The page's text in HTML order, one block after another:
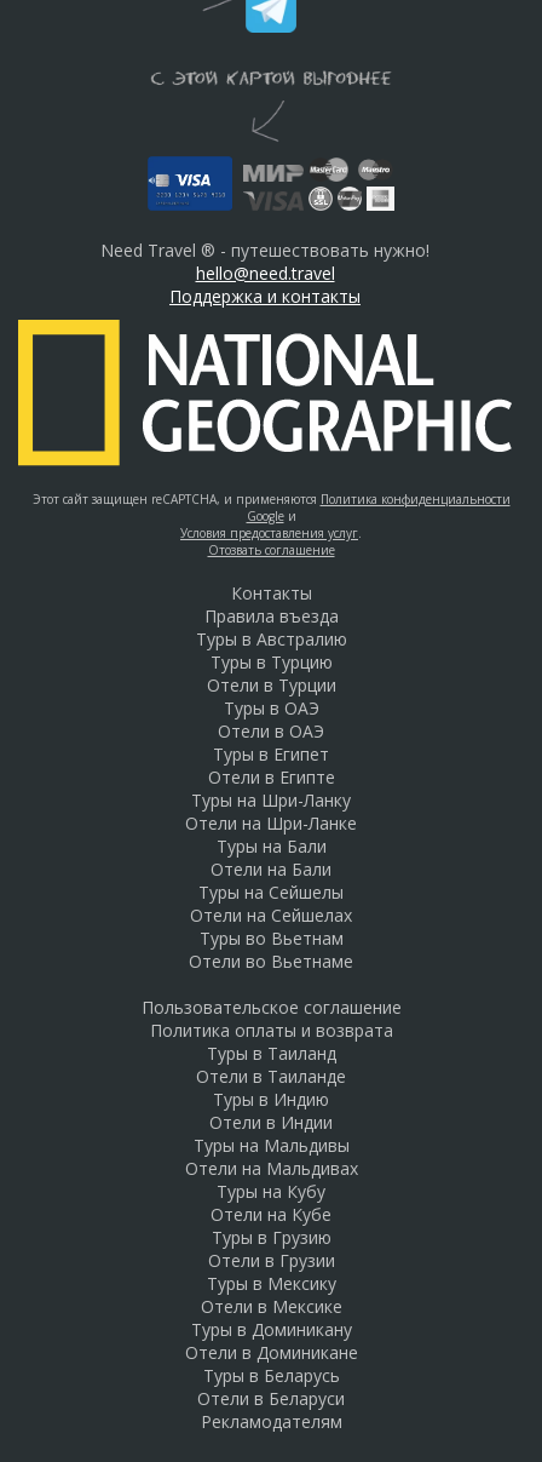
Need Travel ® - путешествовать нужно!
hello@need.travel
Поддержка и контакты
Этот сайт защищен reCAPTCHA, и применяются Политика конфиденциальности
Googleи
Условия предоставления услуг.
Отозвать соглашение
Контакты
Правила въезда
Туры в Австралию
Туры в Турцию
Отели в Турции
Туры в ОАЭ
Отели в ОАЭ
Туры в Египет
Отели в Египте
Туры на Шри-Ланку
Отели на Шри-Ланке
Туры на Бали
Отели на Бали
Туры на Сейшелы
Отели на Сейшелах
Туры во Вьетнам
Отели во Вьетнаме
Пользовательское соглашение
Политика оплаты и возврата
Туры в Таиланд
Отели в Таиланде
Туры в Индию
Отели в Индии
Туры на Мальдивы
Отели на Мальдивах
Туры на Кубу
Отели на Кубе
Туры в Грузию
Отели в Грузии
Туры в Мексику
Отели в Мексике
Туры в Доминикану
Отели в Доминикане
Туры в Беларусь
Отели в Беларуси
Рекламодателям